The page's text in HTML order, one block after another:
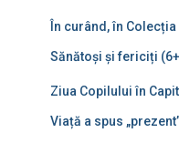
În curând, în Colecția
Sănătoși și fericiți
Ziua Copilului în
Viață a spus